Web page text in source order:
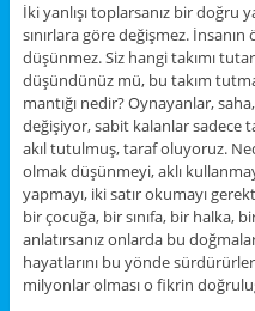
İki yanlışı toplarsanız bir doğru
sınırlara göre değişmez.
düşünmez. Siz hangi takımı
düşündünüz mü, bu takım
mantığı nedir? Oynayanlar,
değişiyor, sabit kalanlar sadece
akıl tutulmuş, taraf oluyoruz.
olmak düşünmeyi, aklı
yapmayı, iki satır okumayı
bir çocuğa, bir sınıfa, bir halka,
anlatırsanız onlarda bu
hayatlarını bu yönde sürdürürler.
milyonlar olması o fikrin